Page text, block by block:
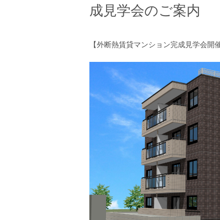
成見学会のご案内
【外断熱賃貸マンション完成見学会開